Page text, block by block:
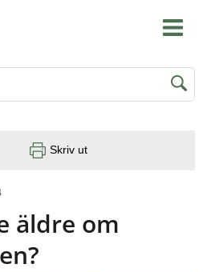
Skriv ut
äldre om